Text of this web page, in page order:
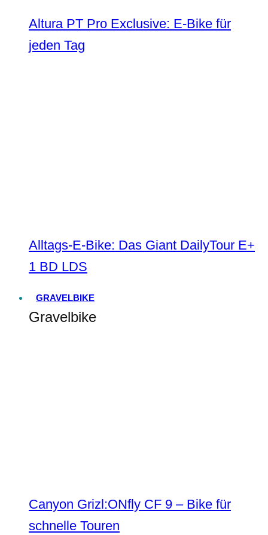
Altura PT Pro Exclusive: E-Bike für
jeden Tag
Alltags-E-Bike: Das Giant DailyTour E+
1 BD LDS
GRAVELBIKE
Gravelbike
Canyon Grizl:ONfly CF 9 – Bike für
schnelle Touren